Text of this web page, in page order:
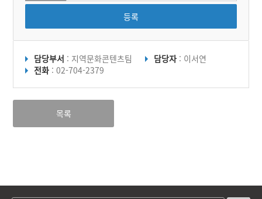
등록
담당부서 : 지역문화콘텐츠팀 담당자 : 이서연
전화 : 02-704-2379
목록